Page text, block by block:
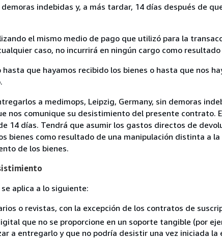
indebidas y, a más tardar, 14 días después de
el mismo medio de pago que utilizó para la
caso, no incurrirá en ningún cargo como
que hayamos recibido los bienes o hasta que nos
a medimops, Leipzig, Germany, sin demoras
nos comunique su desistimiento del presente contrato.
14 días. Tendrá que asumir los gastos directos de
bienes como resultado de una manipulación distinta a
de los bienes.
aplica a lo siguiente:
o revistas, con la excepción de los contratos de
que no se proporcione en un soporte tangible (por
a entregarlo y que no podría desistir una vez iniciada la